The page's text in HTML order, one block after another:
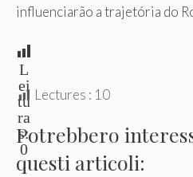
influenciarão a trajetória do
L
ei
tu
ra
s:
0
Lectures : 10
Potrebbero
questi articoli: